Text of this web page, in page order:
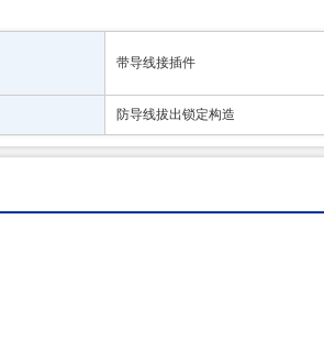
带导线接插件
防导线拔出锁定构造